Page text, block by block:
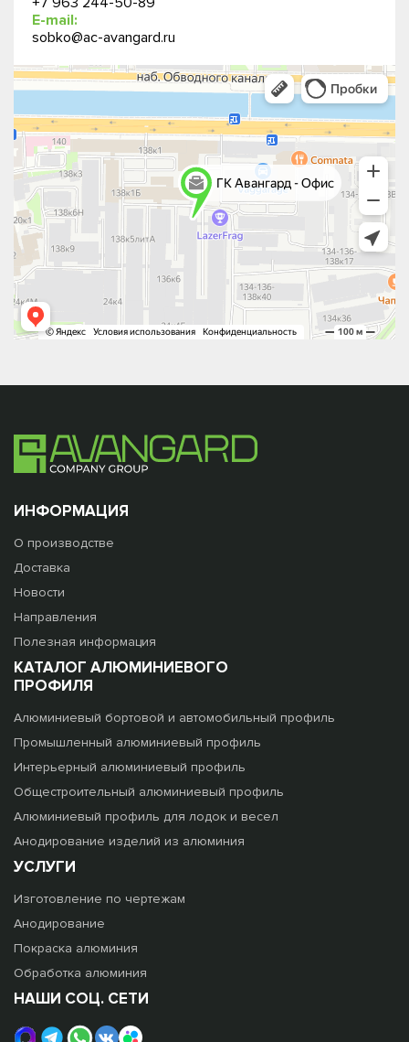
E-mail:
sobko@ac-avangard.ru
ИНФОРМАЦИЯ
О производстве
Доставка
Новости
Направления
Полезная информация
КАТАЛОГ АЛЮМИНИЕВОГО
ПРОФИЛЯ
Алюминиевый бортовой и автомобильный профиль
Промышленный алюминиевый профиль
Интерьерный алюминиевый профиль
Общестроительный алюминиевый профиль
Алюминиевый профиль для лодок и весел
Анодирование изделий из алюминия
УСЛУГИ
Изготовление по чертежам
Анодирование
Покраска алюминия
Обработка алюминия
НАШИ СОЦ. СЕТИ